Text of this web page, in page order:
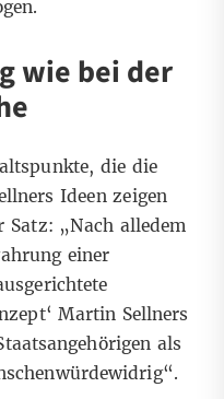
wie bei der
die die
Ideen zeigen
„Nach alledem
einer
Martin Sellners
als